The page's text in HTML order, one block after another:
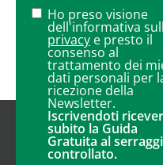
Ho preso visione
dell'informativa
privacy e presto il
consenso al
trattamento dei
dati personali per
ricezione della
Newsletter.
Iscrivendoti
subito la Guida
Gratuita al
controllato.